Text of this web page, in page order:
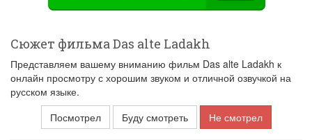
Сюжет фильма Das alte Ladakh
Представляем вашему вниманию фильм Das alte Ladakh к
онлайн просмотру с хорошим звуком и отличной озвучкой на
русском языке.
Посмотрел
Буду смотреть Не смотрел